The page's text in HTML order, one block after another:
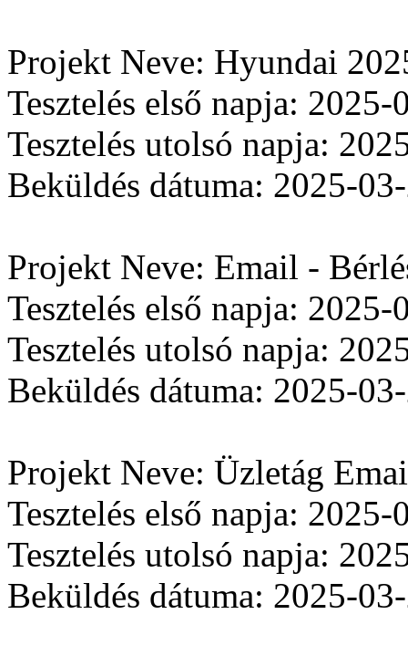
Projekt Neve: Hyundai
Tesztelés első napja: 2025-
Tesztelés utolsó napja:
Beküldés dátuma: 2025-
Projekt Neve: Email -
Tesztelés első napja: 2025-
Tesztelés utolsó napja:
Beküldés dátuma: 2025-
Projekt Neve: Üzletág
Tesztelés első napja: 2025-
Tesztelés utolsó napja:
Beküldés dátuma: 2025-